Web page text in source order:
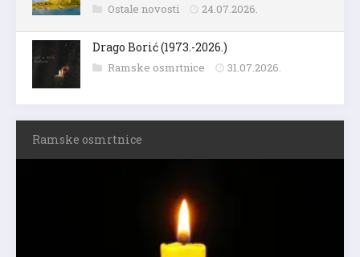
Ostale novosti 24.07.2026.
Drago Borić (1973.-2026.)
Ramske osmrtnice 31.07.2026.
Ramske osmrtnice